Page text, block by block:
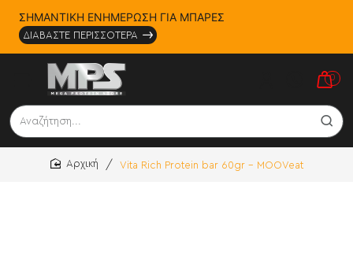
ΣΗΜΑΝΤΙΚΗ ΕΝΗΜΕΡΩΣΗ ΓΙΑ ΜΠΑΡΕΣ
ΔΙΑΒΑΣΤΕ ΠΕΡΙΣΣΟΤΕΡΑ
0
Αναζήτηση...
Vita Rich Protein bar 60gr - MOOVeat